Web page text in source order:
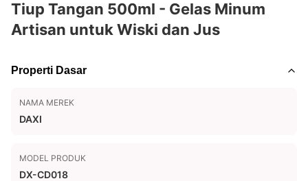
Tiup Tangan 500ml - Gelas Minum
Artisan untuk Wiski dan Jus
Properti Dasar
NAMA MEREK
DAXI
MODEL PRODUK
DX-CD018